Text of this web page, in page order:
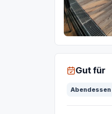
Gut für
Abendessen